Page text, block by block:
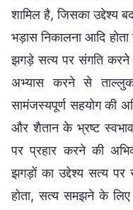
शामिल है, जिसका उद्देश्य
भड़ास निकालना आदि
झगड़े सत्य पर संगति करने
अभ्यास करने से
सामंजस्यपूर्ण सहयोग की
और शैतान के भ्रष्ट
पर प्रहार करने की
झगड़ों का उद्देश्य सत्य
होता, सत्य समझने के लिए